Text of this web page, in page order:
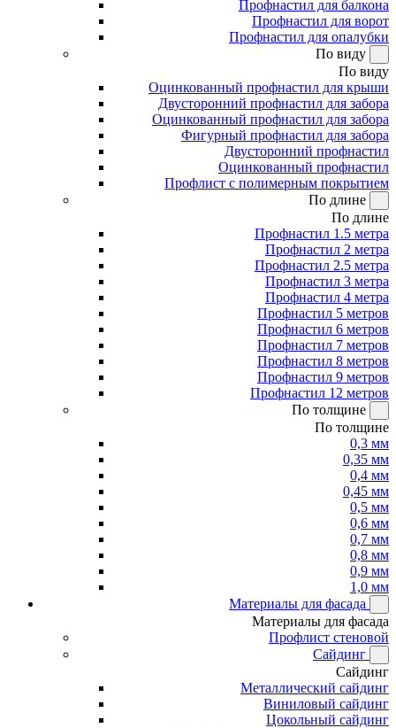
Профнастил для балкона
Профнастил для ворот
Профнастил для опалубки
По виду
По виду
Оцинкованный профнастил для крыши
Двусторонний профнастил для забора
Оцинкованный профнастил для забора
Фигурный профнастил для забора
Двусторонний профнастил
Оцинкованный профнастил
Профлист с полимерным покрытием
По длине
По длине
Профнастил 1.5 метра
Профнастил 2 метра
Профнастил 2.5 метра
Профнастил 3 метра
Профнастил 4 метра
Профнастил 5 метров
Профнастил 6 метров
Профнастил 7 метров
Профнастил 8 метров
Профнастил 9 метров
Профнастил 12 метров
По толщине
По толщине
0,3 мм
0,35 мм
0,4 мм
0,45 мм
0,5 мм
0,6 мм
0,7 мм
0,8 мм
0,9 мм
1,0 мм
Материалы для фасада
Материалы для фасада
Профлист стеновой
Сайдинг
Сайдинг
Металлический сайдинг
Виниловый сайдинг
Цокольный сайдинг